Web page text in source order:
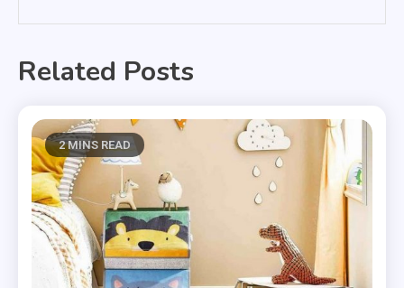
Related Posts
2 MINS READ